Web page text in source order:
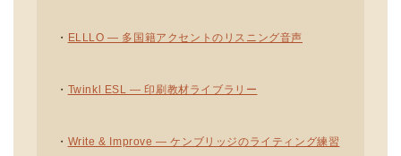
・ ELLLO — 多国籍アクセントのリスニング音声
・ Twinkl ESL — 印刷教材ライブラリー
・ Write & Improve — ケンブリッジのライティング練習